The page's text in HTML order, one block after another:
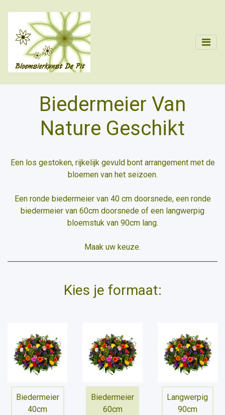
Biedermeier Van
Nature Geschikt
Een los gestoken, rijkelijk gevuld bont arrangement met de
bloemen van het seizoen.
Een ronde biedermeier van 40 cm doorsnede, een ronde
biedermeier van 60cm doorsnede of een langwerpig
bloemstuk van 90cm lang.
Maak uw keuze.
Kies je formaat:
Biedermeier
40cm
Biedermeier
60cm
Langwerpig
90cm